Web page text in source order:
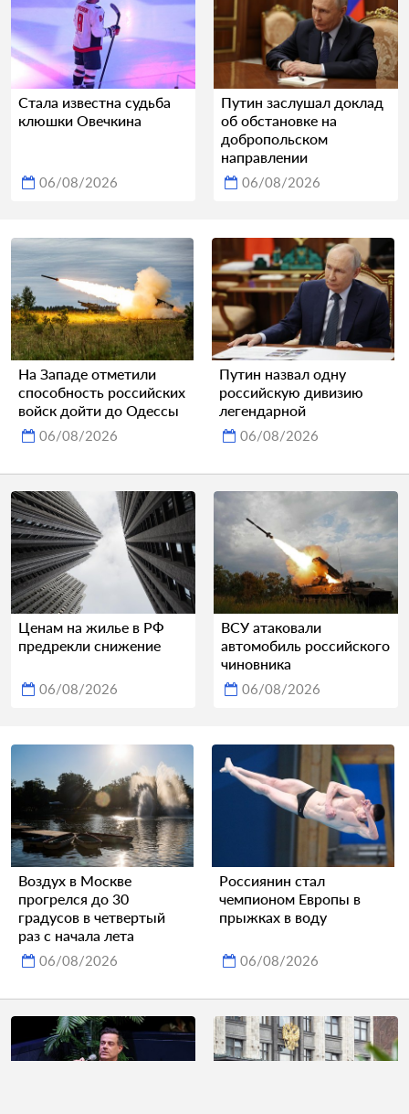
Стала известна судьба
клюшки Овечкина
06/08/2026
Путин заслушал доклад
об обстановке на
добропольском
направлении
06/08/2026
На Западе отметили
способность российских
войск дойти до Одессы
06/08/2026
Путин назвал одну
российскую дивизию
легендарной
06/08/2026
Ценам на жилье в РФ
предрекли снижение
06/08/2026
ВСУ атаковали
автомобиль российского
чиновника
06/08/2026
Воздух в Москве
прогрелся до 30
градусов в четвертый
раз с начала лета
06/08/2026
Россиянин стал
чемпионом Европы в
прыжках в воду
06/08/2026